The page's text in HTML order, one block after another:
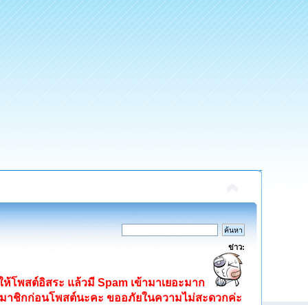
ข่าว:
ห้โพสต์อิสระ แล้วมี Spam เข้ามาเยอะมาก
าชิกก่อนโพสต์นะคะ ขออภัยในความไม่สะดวกค่ะ